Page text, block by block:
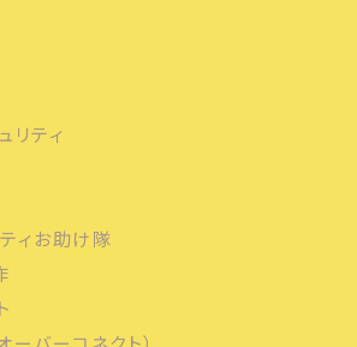
リティ
ィお助け隊